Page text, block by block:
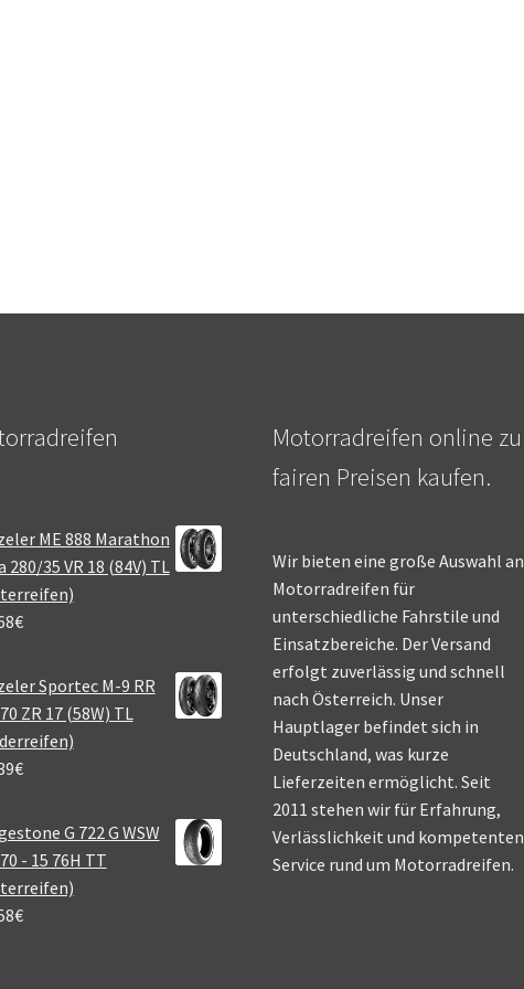
ME 888 Marathon
280/35 VR 18 (84V) TL
€
Sportec M-9 RR
ZR 17 (58W) TL
€
G 722 G WSW
- 15 76H TT
€
Motorradreifen online zu
fairen Preisen kaufen.
Wir bieten eine große Auswahl an
Motorradreifen für
unterschiedliche Fahrstile und
Einsatzbereiche. Der Versand
erfolgt zuverlässig und schnell
nach Österreich. Unser
Hauptlager befindet sich in
Deutschland, was kurze
Lieferzeiten ermöglicht. Seit
2011 stehen wir für Erfahrung,
Verlässlichkeit und kompetenten
Service rund um Motorradreifen.